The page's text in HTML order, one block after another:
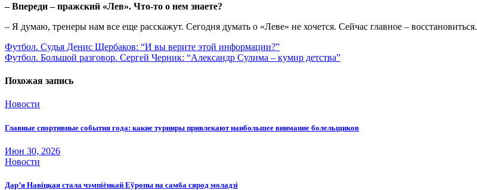
– Впереди – пражский «Лев». Что-то о нем знаете?
– Я думаю, тренеры нам все еще расскажут. Сегодня думать о «Леве» не хочется. Сейчас главное – восстановиться.
Навигация
по
записям
Футбол. Судья Денис Щербаков: “И вы верите этой информации?”
Футбол. Большой разговор. Сергей Черник: “Александр Сулима – кумир детства”
Похожая запись
Новости
Главные спортивные события года: какие турниры привлекают наибольшее внимание болельщиков
Июн 30, 2026
Новости
Дар’я Навіцкая стала чэмпіёнкай Еўропы па самба сярод моладзі